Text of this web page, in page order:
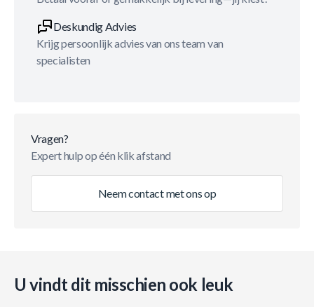
Deskundig Advies
Krijg persoonlijk advies van ons team van
specialisten
Vragen?
Expert hulp op één klik afstand
Neem contact met ons op
U vindt dit misschien ook leuk